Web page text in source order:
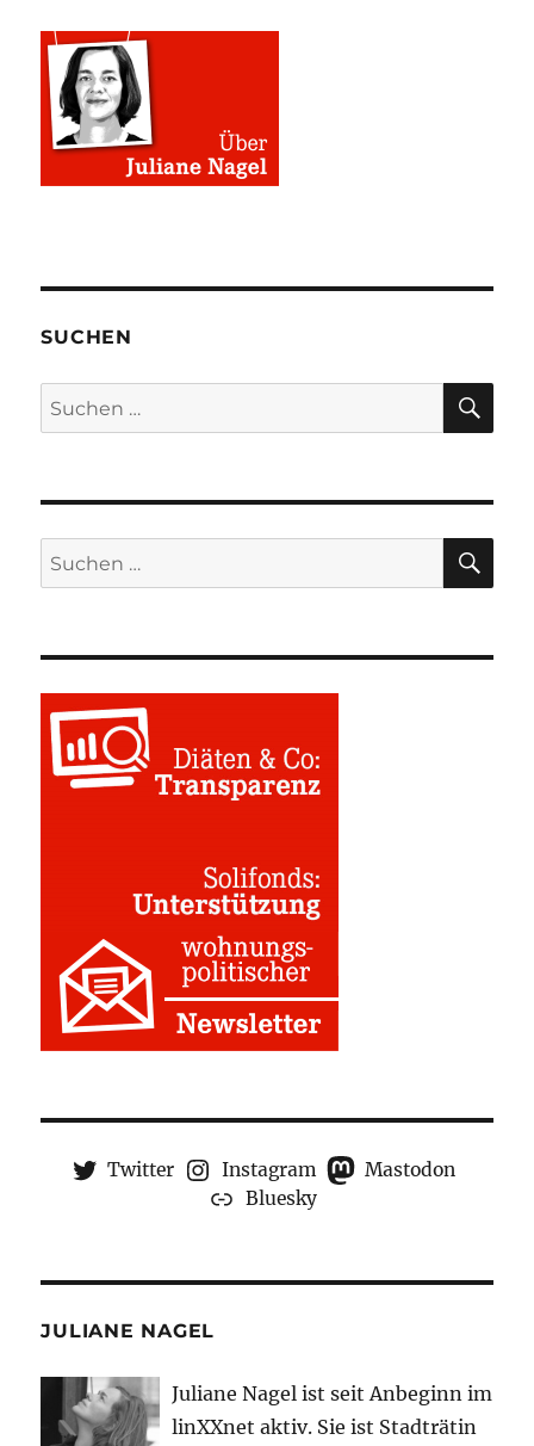
SUCHEN
Suchen
nach:
Suchen
nach:
Twitter Instagram
Mastodon
Bluesky
JULIANE NAGEL
Juliane Nagel ist seit Anbeginn im
linXXnet aktiv. Sie ist Stadträtin